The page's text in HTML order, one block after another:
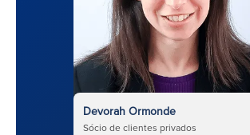
Devorah Ormonde
Sócio de clientes privados